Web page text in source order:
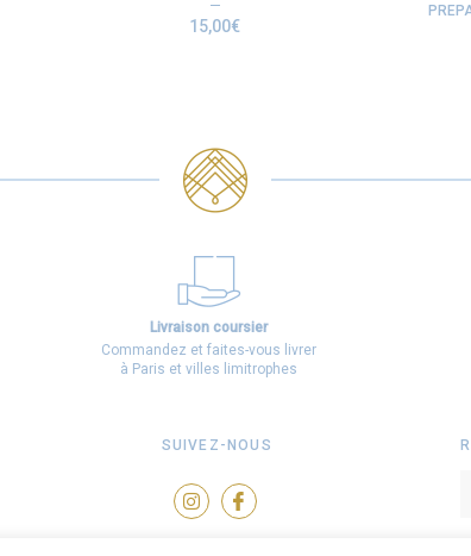
15,00€
Livraison coursier
Commandez et faites-vous livrer
à Paris et villes limitrophes
SUIVEZ-NOUS